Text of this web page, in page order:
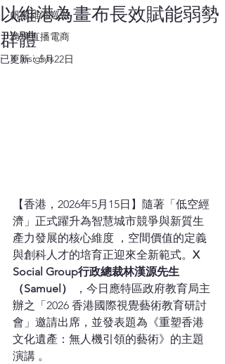
帆船維港巡遊
跨境直播電商
X Insights
以維港為畫布長效賦能弱勢
群體
已更新：5月22日
【香港，2026年5月15日】隨著「低空經
濟」正式躍升為智慧城市競爭與新質生
產力發展的核心維度 ，空間價值的定義
與創科人才的培育正迎來全新範式。 X
Social Group行政總裁林漢源先生
（Samuel）
，今日應特區政府教育局主
辦之「2026 香港國際視覺藝術教育研討
會」邀請出席，並發表題為《重塑香港
文化遺產：無人機引領的藝術》的主題
演講 。